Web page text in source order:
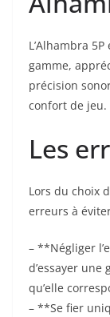
L’Alhambra
gamme,
précision
confort de jeu.
Les
Lors du‍ choix
‍erreurs à​
– **Négliger
d’essayer
qu’elle
– **Se fier